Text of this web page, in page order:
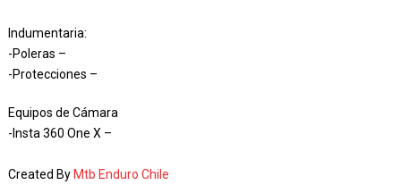
Indumentaria:
-Poleras –
-Protecciones –
Equipos de Cámara
-Insta 360 One X –
Created By Mtb Enduro Chile